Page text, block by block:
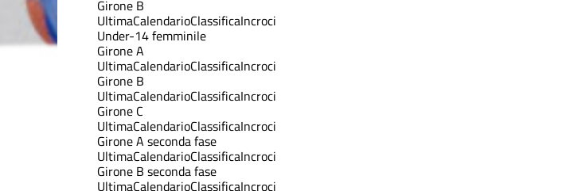
Girone B
UltimaCalendarioClassificaIncroci
Under-14 femminile
Girone A
UltimaCalendarioClassificaIncroci
Girone B
UltimaCalendarioClassificaIncroci
Girone C
UltimaCalendarioClassificaIncroci
Girone A seconda fase
UltimaCalendarioClassificaIncroci
Girone B seconda fase
UltimaCalendarioClassificaIncroci